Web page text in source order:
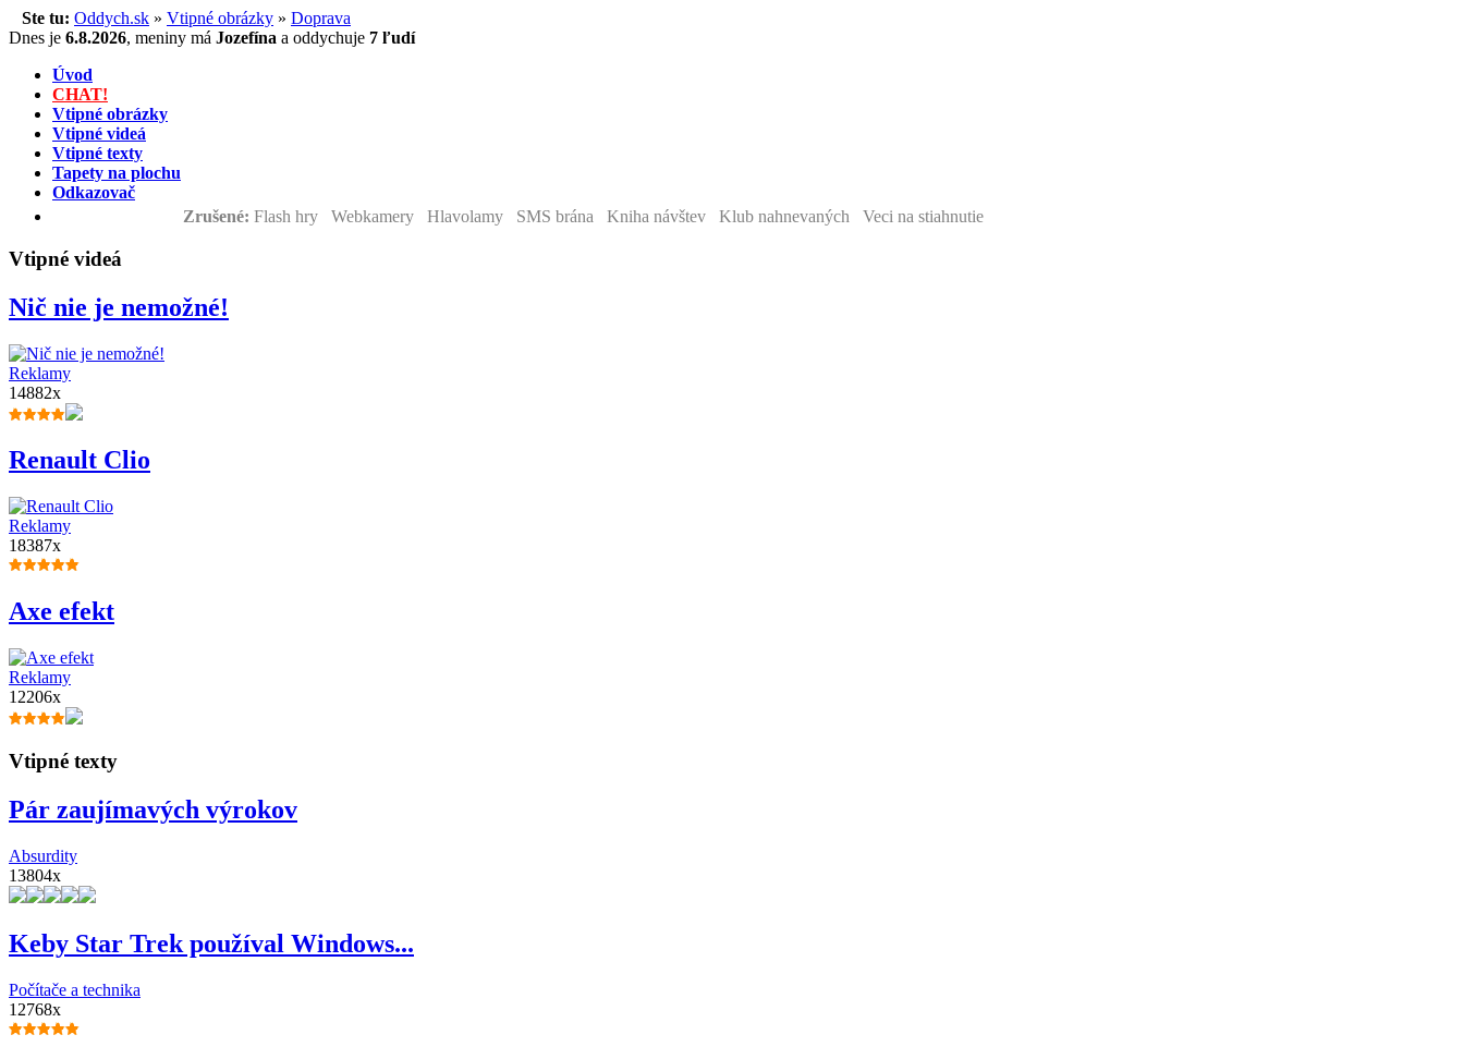
Ste tu: Oddych.sk » Vtipné obrázky » Doprava
Dnes je 6.8.2026, meniny má Jozefína a oddychuje 7 ľudí
Úvod
CHAT!
Vtipné obrázky
Vtipné videá
Vtipné texty
Tapety na plochu
Odkazovač
Zrušené: Flash hry Webkamery Hlavolamy SMS brána Kniha návštev Klub nahnevaných Veci na stiahnutie
Vtipné videá
Nič nie je nemožné!
Reklamy
14882x
Renault Clio
Reklamy
18387x
Axe efekt
Reklamy
12206x
Vtipné texty
Pár zaujímavých výrokov
Absurdity
13804x
Keby Star Trek používal Windows...
Počítače a technika
12768x